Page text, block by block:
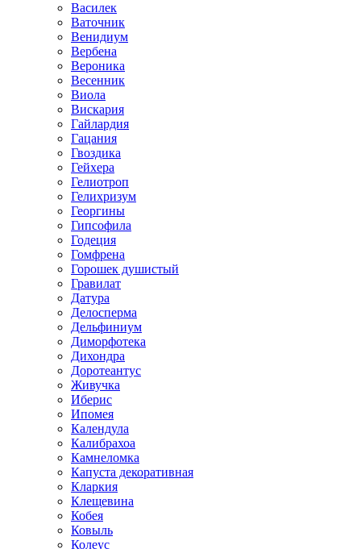
Василек
Ваточник
Венидиум
Вербена
Вероника
Весенник
Виола
Вискария
Гайлардия
Гацания
Гвоздика
Гейхера
Гелиотроп
Гелихризум
Георгины
Гипсофила
Годеция
Гомфрена
Горошек душистый
Гравилат
Датура
Делосперма
Дельфиниум
Диморфотека
Дихондра
Доротеантус
Живучка
Иберис
Ипомея
Календула
Калибрахоа
Камнеломка
Капуста декоративная
Кларкия
Клещевина
Кобея
Ковыль
Колеус